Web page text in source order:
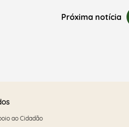
Próxima notícia
ao Cidadão